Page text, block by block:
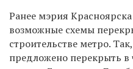
Ранее мэрия Красноярска
возможные схемы
строительстве метро.
предложено перекрыть в